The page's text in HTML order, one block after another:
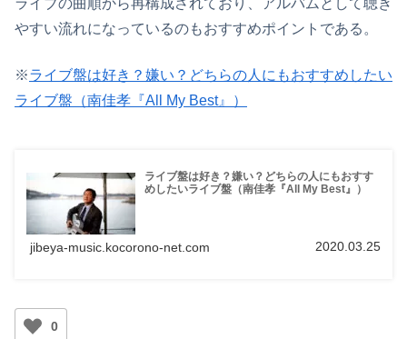
ライブの曲順から再構成されており、アルバムとして聴き
やすい流れになっているのもおすすめポイントである。
※ライブ盤は好き？嫌い？どちらの人にもおすすめしたい
ライブ盤（南佳孝『All My Best』）
ライブ盤は好き？嫌い？どちらの人にもおすす
めしたいライブ盤（南佳孝『All My Best』）
jibeya-music.kocorono-net.com 2020.03.25
0